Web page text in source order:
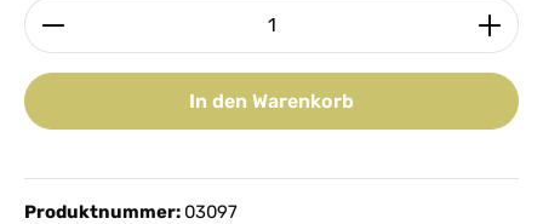
Produkt Anzahl: Gib den gewünschten Wert ein
In den Warenkorb
Produktnummer: 03097